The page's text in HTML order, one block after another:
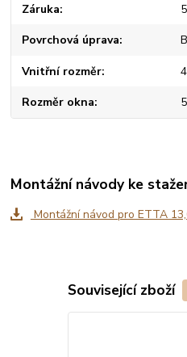
Záruka
Povrchová úprava
Vnitřní rozměr
Rozměr okna
Montážní návody ke
Montážní návod pro ETTA
Související zboží